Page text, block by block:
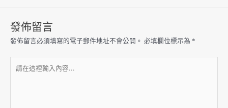
發佈留言
發佈留言必須填寫的電子郵件地址不會公開。 必填欄位標示為 *